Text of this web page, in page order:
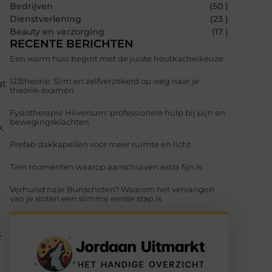
Bedrijven
(50 )
Dienstverlening
(23 )
Beauty en verzorging
(17 )
RECENTE BERICHTEN
Een warm huis begint met de juiste houtkachelkeuze
123theorie: Slim en zelfverzekerd op weg naar je
theorie-examen
Fysiotherapie Hilversum: professionele hulp bij pijn en
bewegingsklachten
Prefab dakkapellen voor meer ruimte en licht
Tien momenten waarop aanschuiven extra fijn is
Verhuisd naar Bunschoten? Waarom het vervangen
van je sloten een slimme eerste stap is